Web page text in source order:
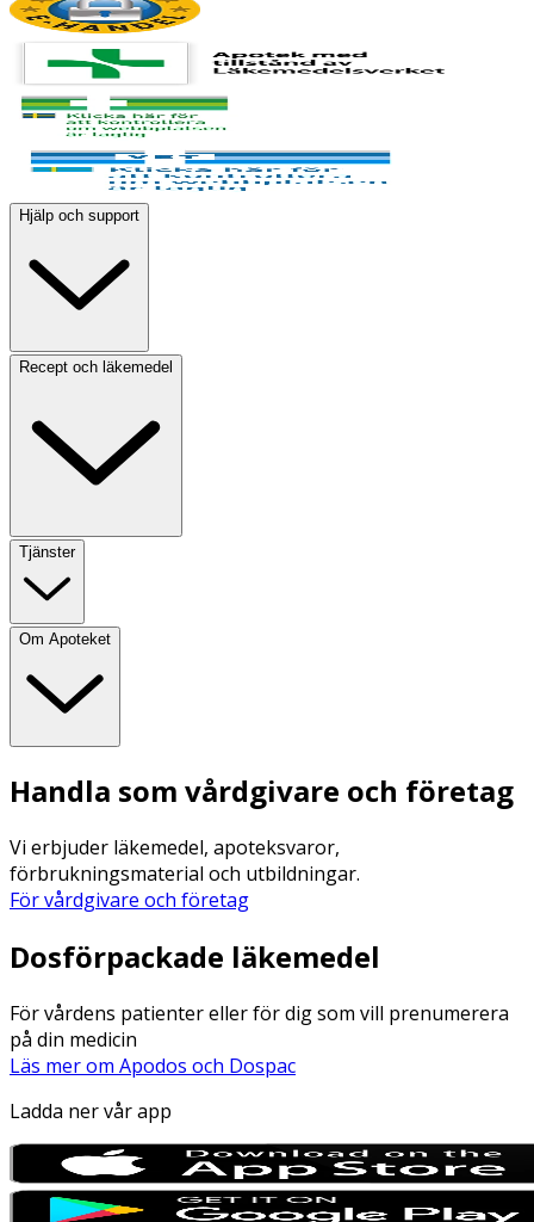
Hjälp och support
Recept och läkemedel
Tjänster
Om Apoteket
Handla som vårdgivare och företag
Vi erbjuder läkemedel, apoteksvaror,
förbrukningsmaterial och utbildningar.
För vårdgivare och företag
Dosförpackade läkemedel
För vårdens patienter eller för dig som vill prenumerera
på din medicin
Läs mer om Apodos och Dospac
Ladda ner vår app